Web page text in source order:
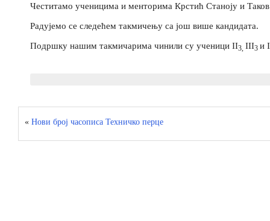
Честитамо ученицима и менторима Крстић Станоју и
Радујемо се следећем такмичењу са још више кандидата.
Подршку нашим такмичарима чинили су ученици II3, III3 и
« Нови број часописа Техничко перце